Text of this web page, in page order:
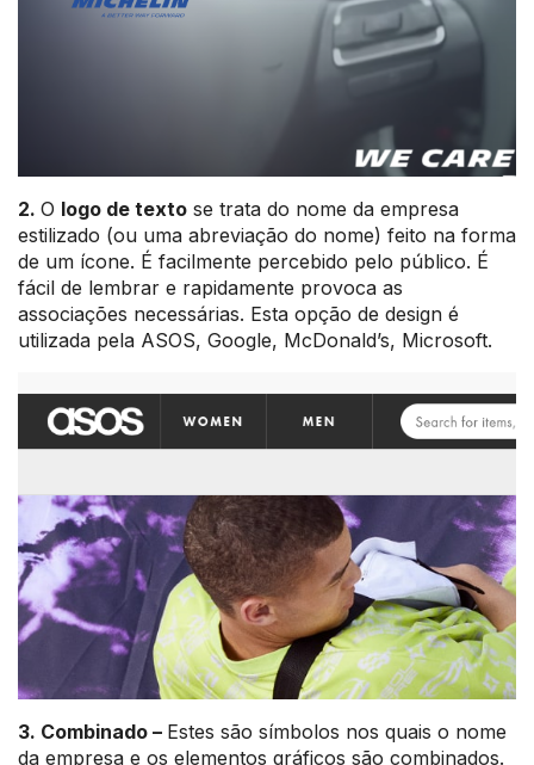
2. O logo de texto se trata do nome da empresa
estilizado (ou uma abreviação do nome) feito na forma
de um ícone. É facilmente percebido pelo público. É
fácil de lembrar e rapidamente provoca as
associações necessárias. Esta opção de design é
utilizada pela ASOS, Google, McDonald’s, Microsoft.
3. Combinado – Estes são símbolos nos quais o nome
da empresa e os elementos gráficos são combinados.